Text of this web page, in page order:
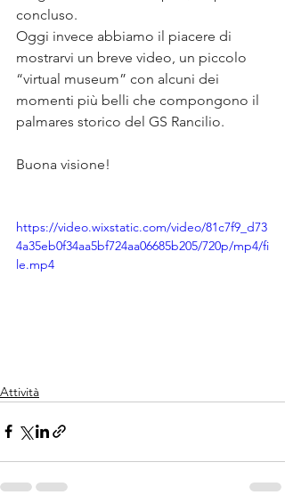
concluso.
Oggi invece abbiamo il piacere di
mostrarvi un breve video, un piccolo
“virtual museum” con alcuni dei
momenti più belli che compongono il
palmares storico del GS Rancilio.
Buona visione!
https://video.wixstatic.com/video/81c7f9_d73
4a35eb0f34aa5bf724aa06685b205/720p/mp4/fi
le.mp4
Attività